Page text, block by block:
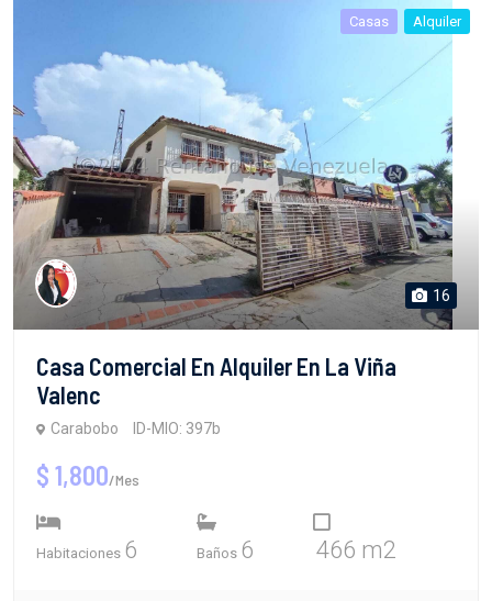
Casas Alquiler
16
Casa Comercial En Alquiler En La Viña
Valenc
Carabobo ID-MIO: 397b
$ 1,800/Mes
Habitaciones 6 Baños 6 466 m2